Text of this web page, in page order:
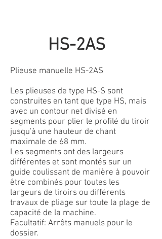
HS-2AS
Plieuse manuelle HS-2AS
Les plieuses de type HS-S sont
construites en tant que type HS, mais
avec un contour net divisé en
segments pour plier le profilé du tiroir
jusqu'à une hauteur de chant
maximale de 68 mm.
Les segments ont des largeurs
différentes et sont montés sur un
guide coulissant de manière à pouvoir
être combinés pour toutes les
largeurs de tiroirs ou différents
travaux de pliage sur toute la plage de
capacité de la machine.
Facultatif: Arrêts manuels pour le
dossier.